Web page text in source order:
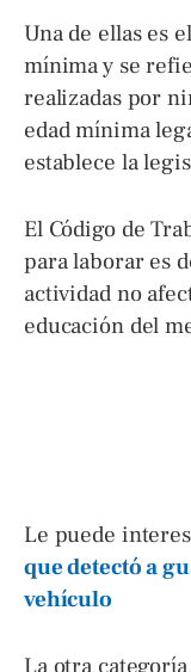
Una de ellas es
mínima y se
realizadas por
edad mínima
establece la
El Código de
para laborar es
actividad no
educación del
Le puede
que detectó a
vehículo
La otra